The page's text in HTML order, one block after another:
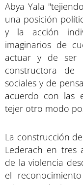
Abya Yala
una posición
y la acción
imaginarios de
actuar y de ser
constructora de
sociales y de
acuerdo con las
tejer otro modo
La construcción
Lederach en tres
de la violencia
el